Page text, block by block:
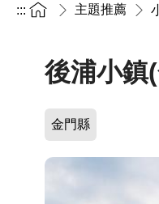
::: 主題推薦
後浦小鎮
金門縣